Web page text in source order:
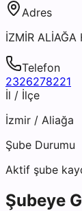
Adres
İZMİR ALİAĞA
Telefon
2326278221
İl / İlçe
İzmir / Aliağa
Şube Durumu
Aktif şube
Şubeye